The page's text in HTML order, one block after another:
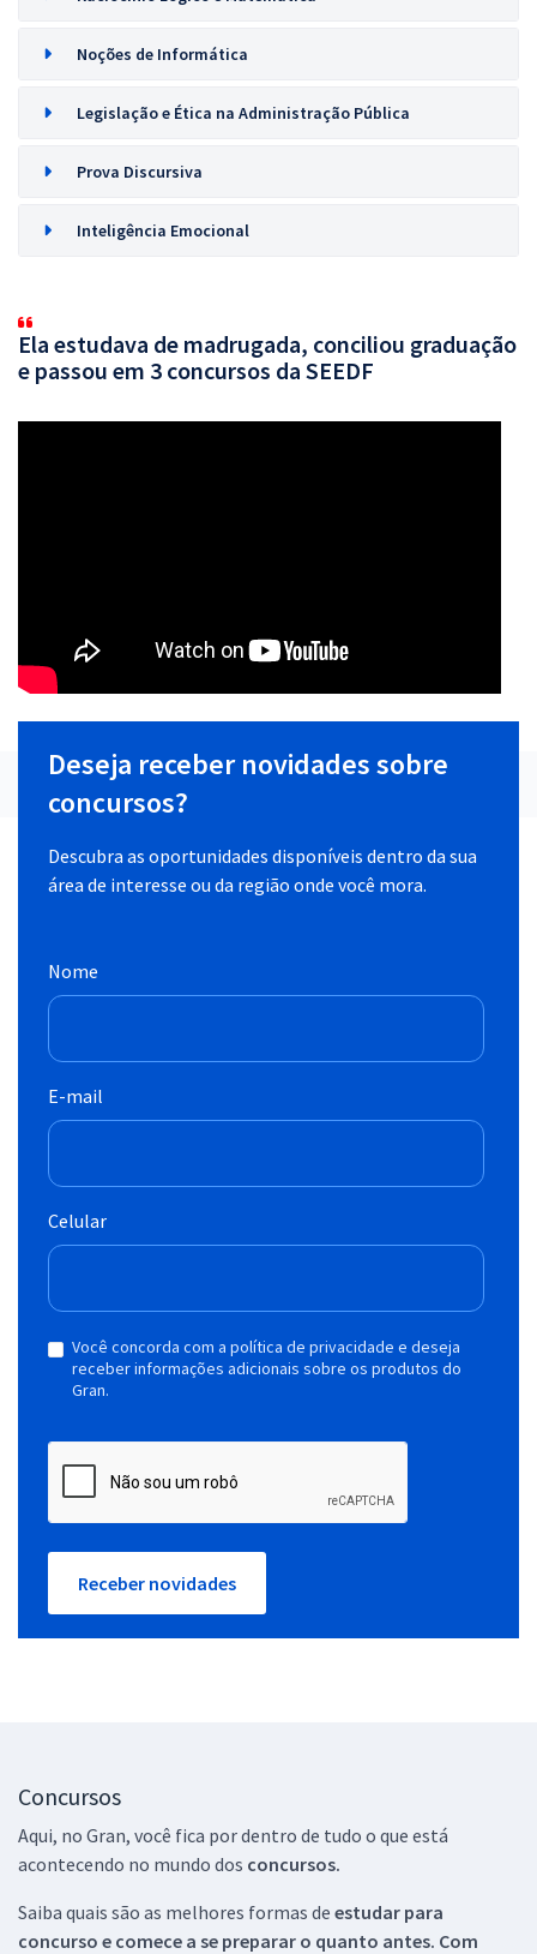
Noções de Informática
Legislação e Ética na Administração Pública
Prova Discursiva
Inteligência Emocional
Ela estudava de madrugada, conciliou graduação
e passou em 3 concursos da SEEDF
Deseja receber novidades sobre
concursos?
Descubra as oportunidades disponíveis dentro da sua
área de interesse ou da região onde você mora.
Nome
E-mail
Celular
Você concorda com a política de privacidade e deseja
receber informações adicionais sobre os produtos do
Gran.
Receber novidades
Concursos
Aqui, no Gran, você fica por dentro de tudo o que está
acontecendo no mundo dos concursos.
Saiba quais são as melhores formas de estudar para
concurso e comece a se preparar o quanto antes. Com